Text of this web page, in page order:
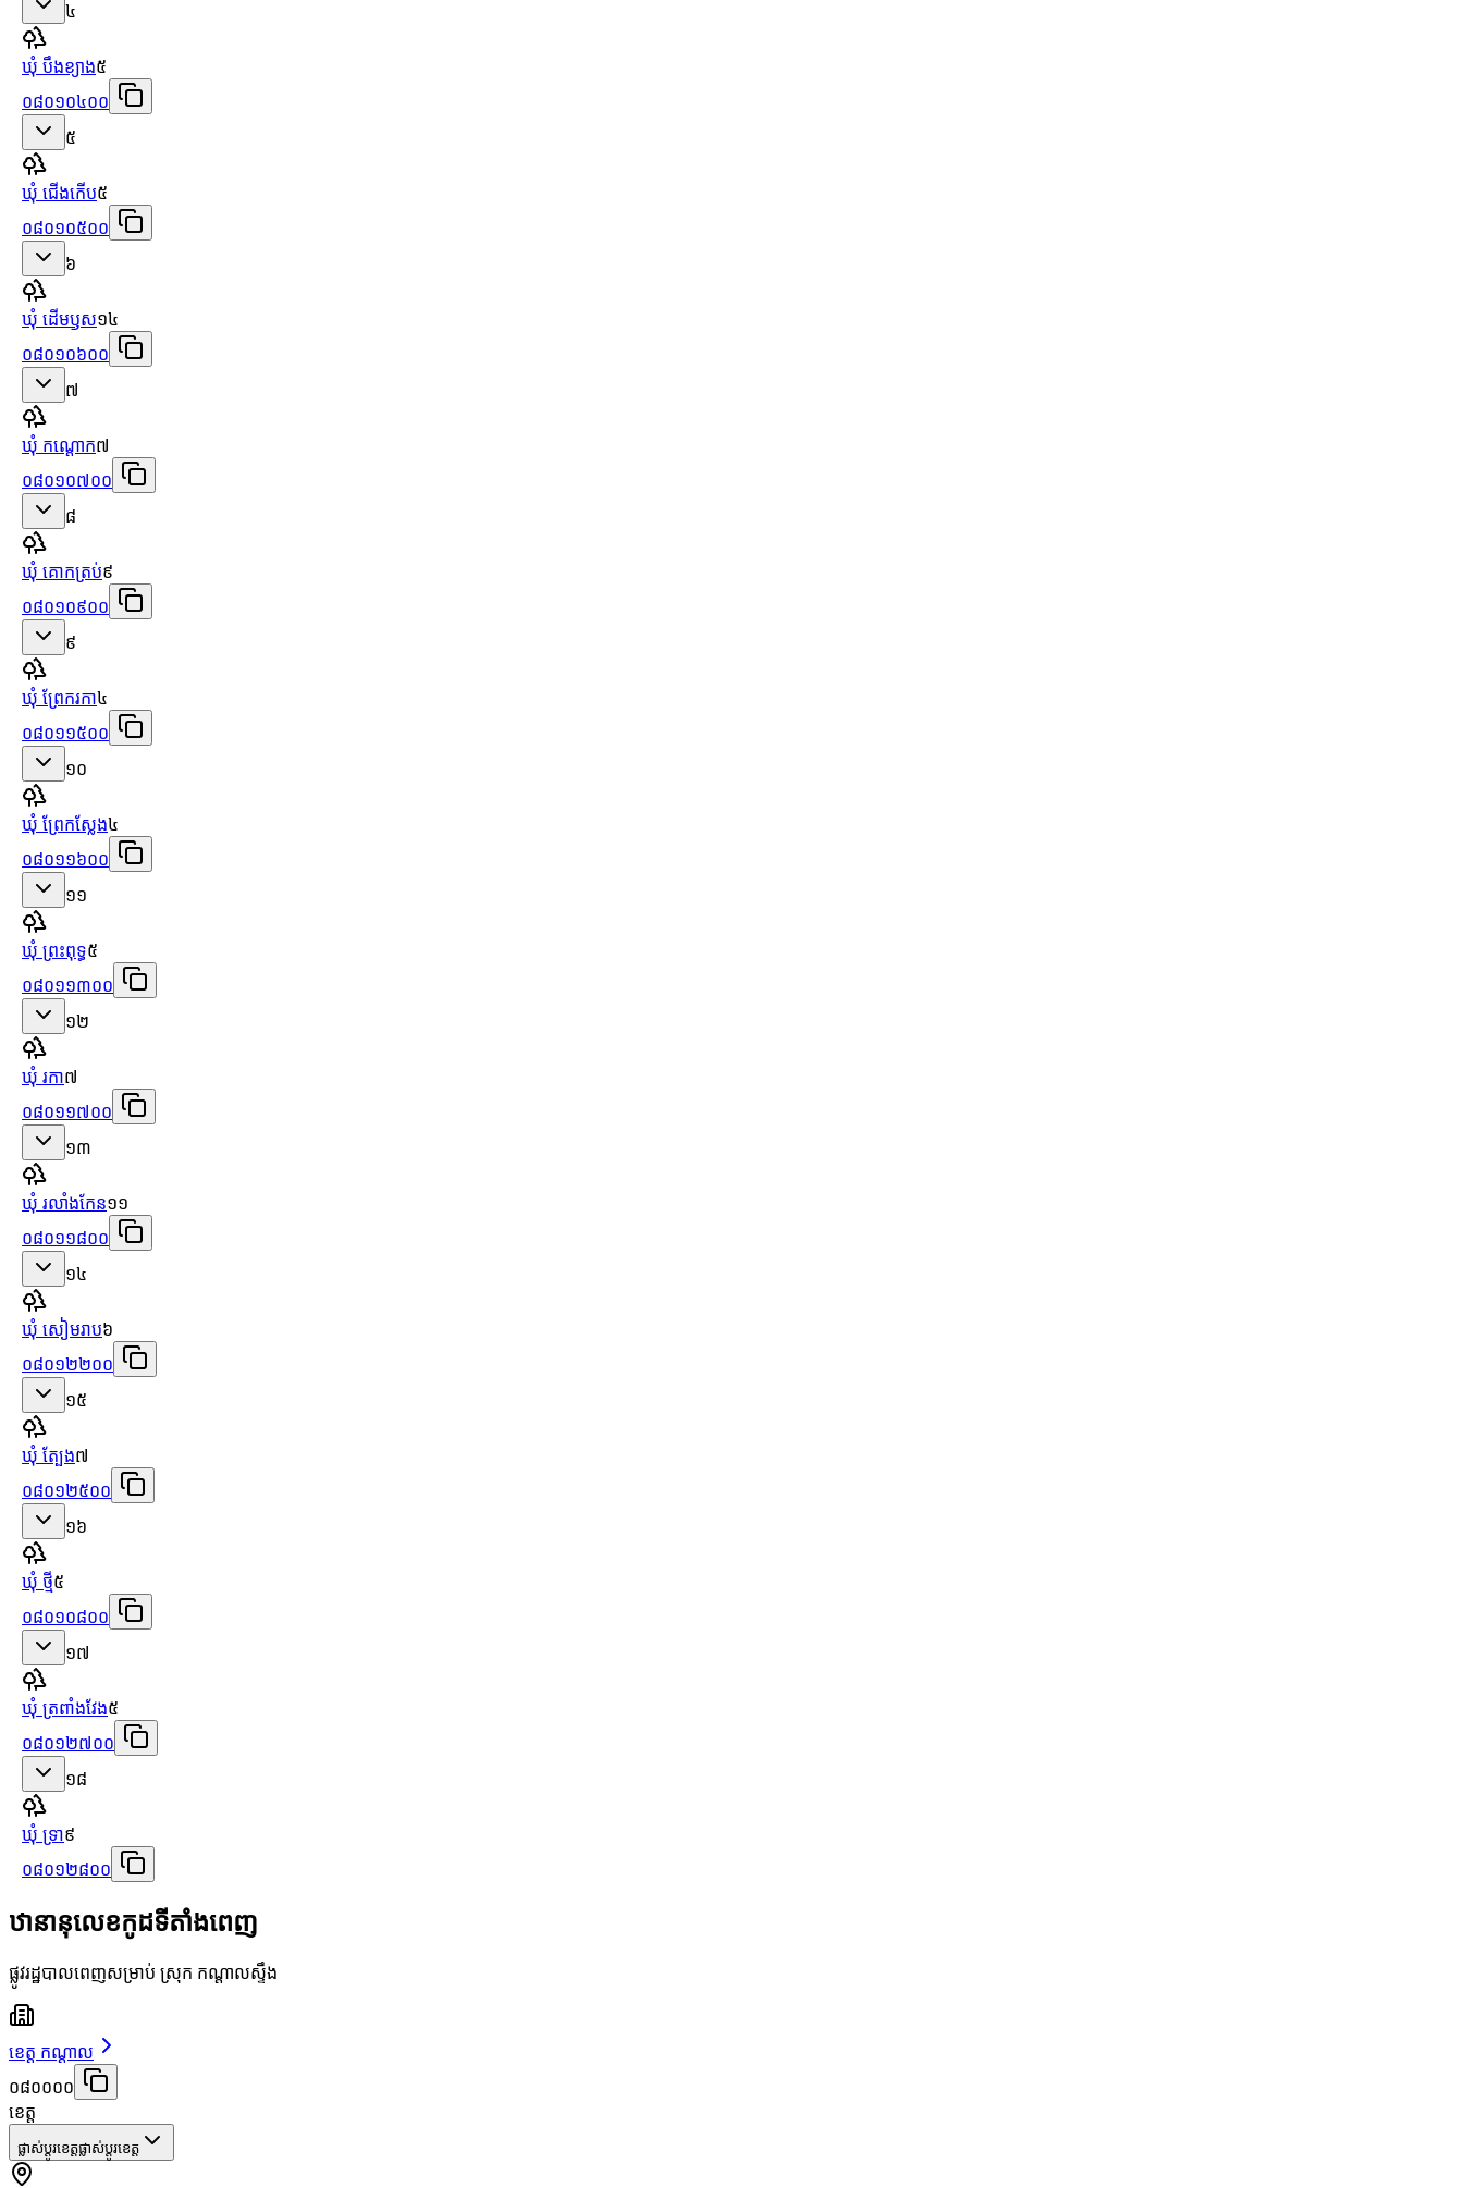
៤
ឃុំ បឹងខ្យាង៥
០៨០១០៤០០
៥
ឃុំ ជើងកើប៥
០៨០១០៥០០
៦
ឃុំ ដើមឫស១៤
០៨០១០៦០០
៧
ឃុំ កណ្ដោក៧
០៨០១០៧០០
៨
ឃុំ គោកត្រប់៩
០៨០១០៩០០
៩
ឃុំ ព្រែករកា៤
០៨០១១៥០០
១០
ឃុំ ព្រែកស្លែង៤
០៨០១១៦០០
១១
ឃុំ ព្រះពុទ្ធ៥
០៨០១១៣០០
១២
ឃុំ រកា៧
០៨០១១៧០០
១៣
ឃុំ រលាំងកែន១១
០៨០១១៨០០
១៤
ឃុំ សៀមរាប៦
០៨០១២២០០
១៥
ឃុំ ត្បែង៧
០៨០១២៥០០
១៦
ឃុំ ថ្មី៥
០៨០១០៨០០
១៧
ឃុំ ត្រពាំងវែង៥
០៨០១២៧០០
១៨
ឃុំ ទ្រា៩
០៨០១២៨០០
ឋានានុលេខកូដទីតាំងពេញ
ផ្លូវរដ្ឋបាលពេញសម្រាប់ ស្រុក កណ្ដាលស្ទឹង
ខេត្ត កណ្តាល
០៨០០០០
ខេត្ត
ផ្លាស់ប្តូរខេត្តផ្លាស់ប្តូរខេត្ត